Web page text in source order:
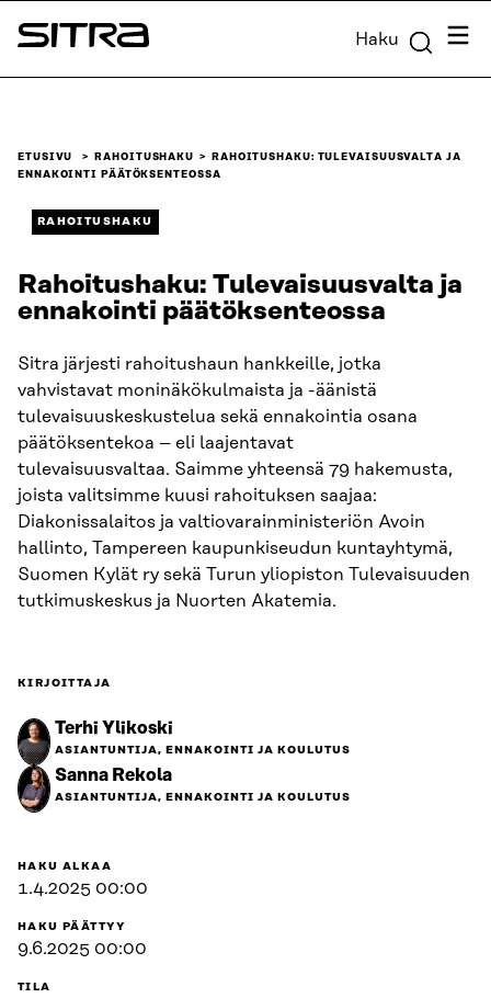
Siirry
suoraan
Sitra Haku
ETUSIVU RAHOITUSHAKU
RAHOITUSHAKU: TULEVAISUUSVALTA JA
ENNAKOINTI PÄÄTÖKSENTEOSSA
RAHOITUSHAKU
Rahoitushaku: Tulevaisuusvalta ja
ennakointi päätöksenteossa
Sitra järjesti rahoitushaun hankkeille, jotka
vahvistavat moninäkökulmaista ja -äänistä
tulevaisuuskeskustelua sekä ennakointia osana
päätöksentekoa – eli laajentavat
tulevaisuusvaltaa. Saimme yhteensä 79 hakemusta,
joista valitsimme kuusi rahoituksen saajaa:
Diakonissalaitos ja valtiovarainministeriön Avoin
hallinto, Tampereen kaupunkiseudun kuntayhtymä,
Suomen Kylät ry sekä Turun yliopiston Tulevaisuuden
tutkimuskeskus ja Nuorten Akatemia.
KIRJOITTAJA
Terhi Ylikoski
ASIANTUNTIJA, ENNAKOINTI JA KOULUTUS
Sanna Rekola
ASIANTUNTIJA, ENNAKOINTI JA KOULUTUS
HAKU ALKAA
1.4.2025 00:00
HAKU PÄÄTTYY
9.6.2025 00:00
TILA